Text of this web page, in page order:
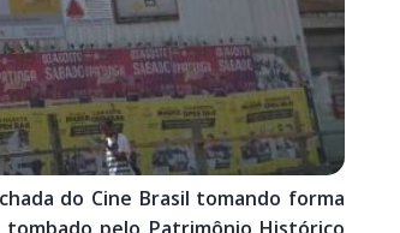
do Cine Brasil tomando forma